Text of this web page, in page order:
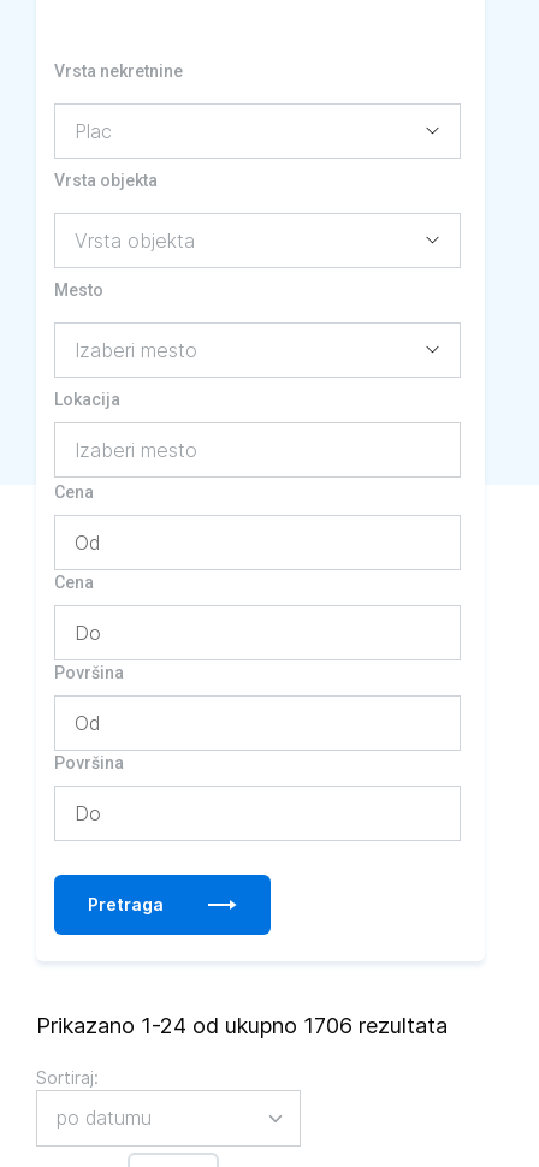
Vrsta nekretnine
Vrsta objekta
Mesto
Lokacija
Izaberi mesto
Cena
Cena
Površina
Površina
Pretraga
Prikazano 1-24 od ukupno 1706 rezultata
Sortiraj:
po datumu